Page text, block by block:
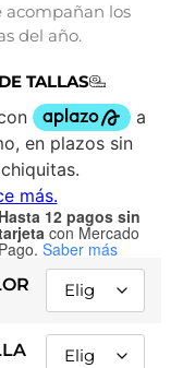
acompañan los
del año.
TALLAS
Hasta 12 pagos sin
con Mercado
Pago. Saber más